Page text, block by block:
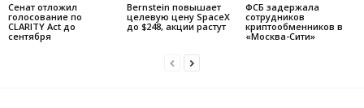
Сенат отложил
голосование по
CLARITY Act до
сентября
Bernstein повышает
целевую цену SpaceX
до $248, акции растут
ФСБ задержала
сотрудников
криптообменников в
«Москва-Сити»